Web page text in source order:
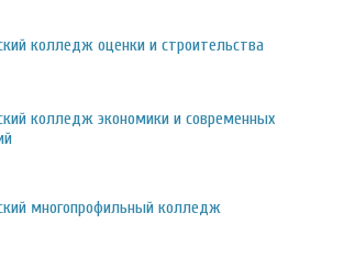
колледж оценки и строительства
колледж экономики и современных
многопрофильный колледж